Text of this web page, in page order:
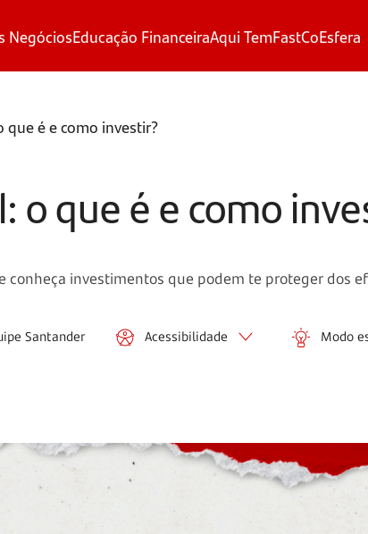
NegóciosEducação FinanceiraAqui TemFastCoEsfera
que é e como investir?
o que é e como
conheça investimentos que podem te proteger dos
Santander Acessibilidade Modo